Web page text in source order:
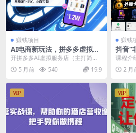
赚钱项目
AI电商新玩法，拼多多虚拟AI
店，月稳定1-2W，小白可做
开拼多多AI虚拟服务店（主打简历/
PPT/文案代写），旺季确实能做到
月入1-2W...
5 月前 540 19.9
赚钱
抖音“
教程
术，
课程介
挑设备
卡无需
2 月
VIP VIP